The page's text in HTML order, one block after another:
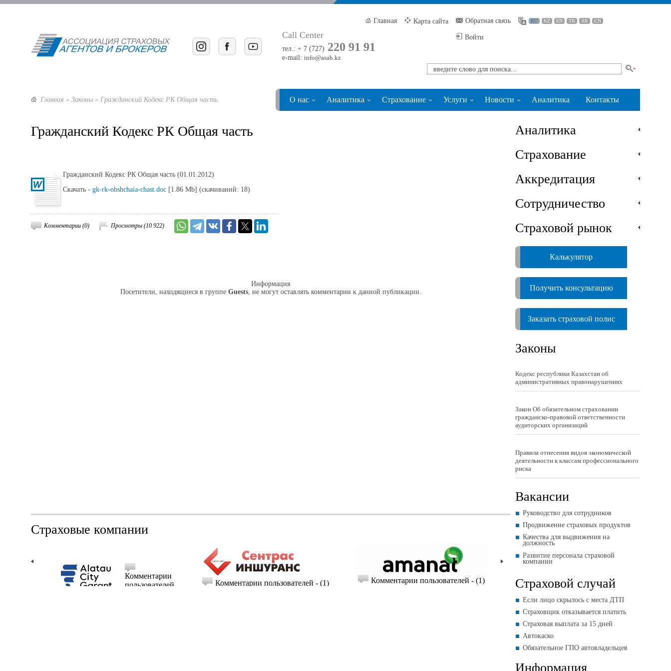
Call Center
тел.: + 7 (727) 220 91 91
e-mail: info@asab.kz
Главная Карта сайта Обратная связь RU KZ EN TR AR CN
Войти
Главная » Законы » Гражданский Кодекс РК Общая часть О нас Аналитика Страхование Услуги Новости Аналитика Контакты
Гражданский Кодекс РК Общая часть
Гражданский Кодекс РК Общая часть (01.01.2012)
Скачать - gk-rk-obshchaia-chast.doc [1.86 Mb] (cкачиваний: 18)
Комментарии (0) Просмотры (10 922)
Информация
Посетители, находящиеся в группе Guests, не могут оставлять комментарии к данной публикации.
Аналитика
Страхование
Аккредитация
Сотрудничество
Страховой рынок
Калькулятор
Получить консультацию
Заказать страховой полис
Законы
Кодекс республики Казахстан об
административных правонарушениях
Закон Об обязательном страховании
гражданско-правовой ответственности
аудиторских организаций
Правила отнесения видов экономической
деятельности к классам профессионального
риска
Вакансии
Руководство для сотрудников
Продвижение страховых продуктов
Качества для выдвижения на
должность
Развитие персонала страховой
компании
Страховой случай
Если лицо скрылось с места ДТП
Страховщик отказывается платить
Страховая выплата за 15 дней
Автокаско
Обязательное ГПО автовладельцев
Информация
Страховые компании
Комментарии
пользователей
Комментарии пользователей - (1) Комментарии пользователей - (1) Комментарии пользователей - (1)